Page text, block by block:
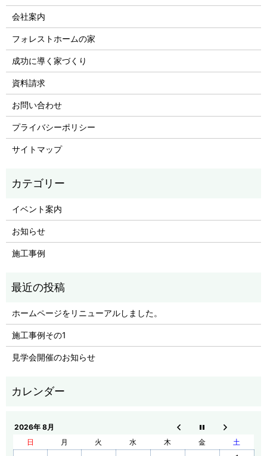
会社案内
フォレストホームの家
成功に導く家づくり
資料請求
お問い合わせ
プライバシーポリシー
サイトマップ
イベント案内
お知らせ
施工事例
ホームページをリニューアルしました。
施工事例その1
見学会開催のお知らせ
2026年 8月
日
月 火 水 木 金
土